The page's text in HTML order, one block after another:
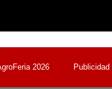
2026 Publicidad